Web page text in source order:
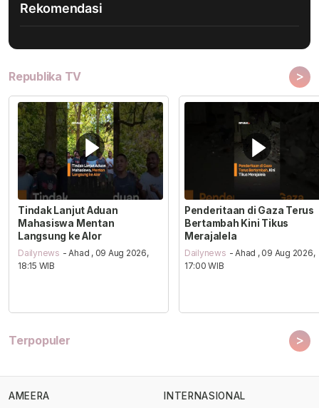
Rekomendasi
Republika TV >
Tindak Lanjut Aduan
Mahasiswa Mentan
Langsung ke Alor
Dailynews - Ahad , 09 Aug 2026,
18:15 WIB
Penderitaan di Gaza Terus
Bertambah Kini Tikus
Merajalela
Dailynews - Ahad , 09 Aug 2026,
17:00 WIB
Terpopuler >
AMEERA
INTERNASIONAL